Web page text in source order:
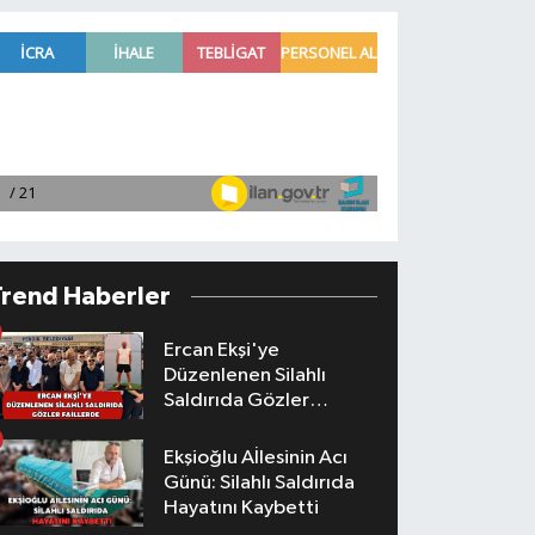
Haberler
Ercan Ekşi'ye
Düzenlenen Silahlı
Saldırıda Gözler
Ekşioğlu Aİlesinin Acı
Günü: Silahlı Saldırıda
Hayatını Kaybetti